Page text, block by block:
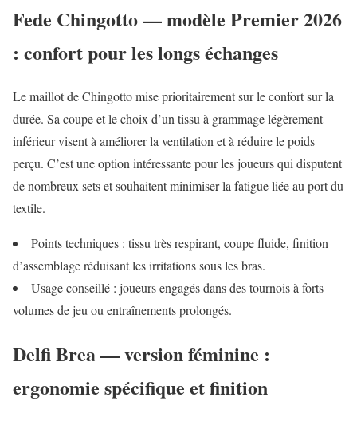
Fede Chingotto — modèle Premier 2026
: confort pour les longs échanges
Le maillot de Chingotto mise prioritairement sur le confort sur la
durée. Sa coupe et le choix d’un tissu à grammage légèrement
inférieur visent à améliorer la ventilation et à réduire le poids
perçu. C’est une option intéressante pour les joueurs qui disputent
de nombreux sets et souhaitent minimiser la fatigue liée au port du
textile.
Points techniques : tissu très respirant, coupe fluide, finition
d’assemblage réduisant les irritations sous les bras.
Usage conseillé : joueurs engagés dans des tournois à forts
volumes de jeu ou entraînements prolongés.
Delfi Brea — version féminine :
ergonomie spécifique et finition